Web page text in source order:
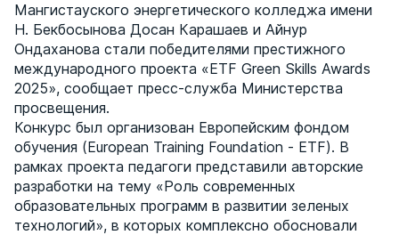
Мангистауского энергетического колледжа имени
Н. Бекбосынова Досан Карашаев и Айнур
Ондаханова стали победителями престижного
международного проекта «ETF Green Skills Awards
2025», сообщает пресс-служба Министерства
просвещения.
Конкурс был организован Европейским фондом
обучения (European Training Foundation - ETF). В
рамках проекта педагоги представили авторские
разработки на тему «Роль современных
образовательных программ в развитии зеленых
технологий», в которых комплексно обосновали